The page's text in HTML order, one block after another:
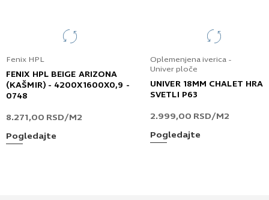
Fenix HPL
FENIX HPL BEIGE ARIZONA
(KAŠMIR) - 4200X1600X0,9 -
0748
8.271,00 RSD/M2
Pogledajte
Oplemenjena iverica -
Univer ploče
UNIVER 18MM CHALET
SVETLI P63
2.999,00 RSD/M2
Pogledajte